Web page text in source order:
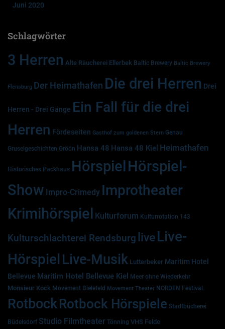
Juni 2020
Schlagwörter
3 Herren Alte Räucherei Ellerbek Baltic Brewery Baltic Brewery
Flensburg Der Heimathafen Die drei Herren Drei
Herren - Drei Gänge Ein Fall für die drei
Herren Fördeseiten Gasthof zum goldenen Stern Genau
Gruselgeschichten Gröön Hansa 48 Hansa 48 Kiel Heimathafen
Historisches Packhaus HörspielHörspiel-
Show Impro-Crimedy Improtheater
Krimihörspiel Kulturforum Kulturrotation 143
Kulturschlachterei Rendsburg liveLive-
Hörspiel Live-Musik Lutterbeker Maritim Hotel
Bellevue Maritim Hotel Bellevue Kiel Meer ohne Wiederkehr
Monsieur Kock Movement Bielefeld Movement Theater NORDEN Festival
RotbockRotbock Hörspiele Stadtbücherei
Büdelsdorf Studio Filmtheater Tönning VHS Felde